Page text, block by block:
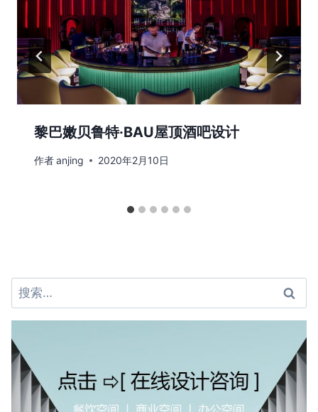
黎巴嫩贝鲁特·BAU屋顶酒吧设计
作者anjing 2020年2月10日
搜
索：